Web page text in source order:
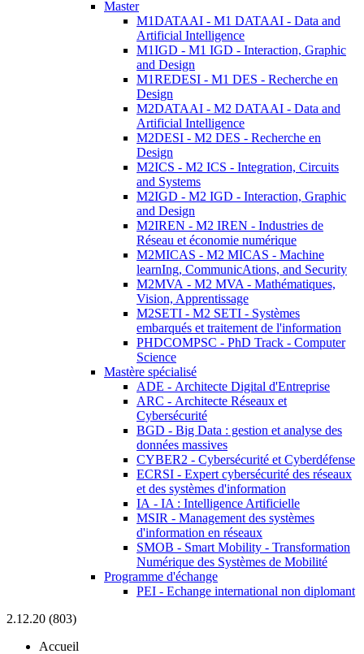
Master
M1DATAAI - M1 DATAAI - Data and
Artificial Intelligence
M1IGD - M1 IGD - Interaction, Graphic
and Design
M1REDESI - M1 DES - Recherche en
Design
M2DATAAI - M2 DATAAI - Data and
Artificial Intelligence
M2DESI - M2 DES - Recherche en
Design
M2ICS - M2 ICS - Integration, Circuits
and Systems
M2IGD - M2 IGD - Interaction, Graphic
and Design
M2IREN - M2 IREN - Industries de
Réseau et économie numérique
M2MICAS - M2 MICAS - Machine
learnIng, CommunicAtions, and Security
M2MVA - M2 MVA - Mathématiques,
Vision, Apprentissage
M2SETI - M2 SETI - Systèmes
embarqués et traitement de l'information
PHDCOMPSC - PhD Track - Computer
Science
Mastère spécialisé
ADE - Architecte Digital d'Entreprise
ARC - Architecte Réseaux et
Cybersécurité
BGD - Big Data : gestion et analyse des
données massives
CYBER2 - Cybersécurité et Cyberdéfense
ECRSI - Expert cybersécurité des réseaux
et des systèmes d'information
IA - IA : Intelligence Artificielle
MSIR - Management des systèmes
d'information en réseaux
SMOB - Smart Mobility - Transformation
Numérique des Systèmes de Mobilité
Programme d'échange
PEI - Echange international non diplomant
2.12.20 (803)
Accueil